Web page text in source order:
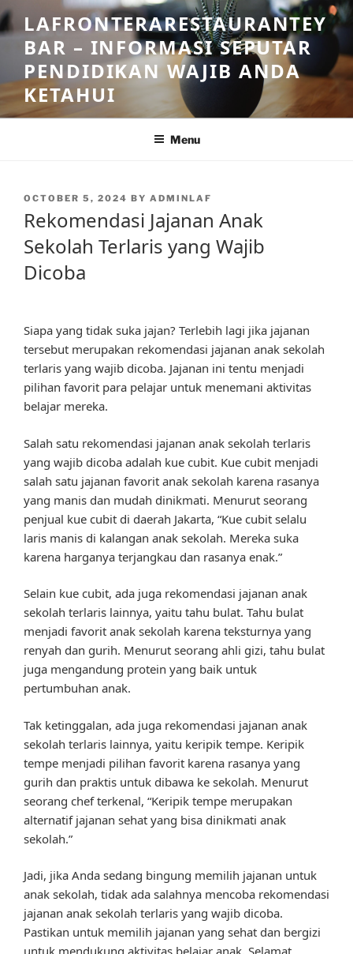
Skip
to
content
LAFRONTERARESTAURANTEY
BAR – INFORMASI SEPUTAR
PENDIDIKAN WAJIB ANDA
KETAHUI
Menu
POSTED
OCTOBER 5, 2024 BY ADMINLAF
Rekomendasi Jajanan Anak
Sekolah Terlaris yang Wajib
Dicoba
Siapa yang tidak suka jajan? Terlebih lagi jika jajanan
tersebut merupakan rekomendasi jajanan anak sekolah
terlaris yang wajib dicoba. Jajanan ini tentu menjadi
pilihan favorit para pelajar untuk menemani aktivitas
belajar mereka.
Salah satu rekomendasi jajanan anak sekolah terlaris
yang wajib dicoba adalah kue cubit. Kue cubit menjadi
salah satu jajanan favorit anak sekolah karena rasanya
yang manis dan mudah dinikmati. Menurut seorang
penjual kue cubit di daerah Jakarta, “Kue cubit selalu
laris manis di kalangan anak sekolah. Mereka suka
karena harganya terjangkau dan rasanya enak.”
Selain kue cubit, ada juga rekomendasi jajanan anak
sekolah terlaris lainnya, yaitu tahu bulat. Tahu bulat
menjadi favorit anak sekolah karena teksturnya yang
renyah dan gurih. Menurut seorang ahli gizi, tahu bulat
juga mengandung protein yang baik untuk
pertumbuhan anak.
Tak ketinggalan, ada juga rekomendasi jajanan anak
sekolah terlaris lainnya, yaitu keripik tempe. Keripik
tempe menjadi pilihan favorit karena rasanya yang
gurih dan praktis untuk dibawa ke sekolah. Menurut
seorang chef terkenal, “Keripik tempe merupakan
alternatif jajanan sehat yang bisa dinikmati anak
sekolah.”
Jadi, jika Anda sedang bingung memilih jajanan untuk
anak sekolah, tidak ada salahnya mencoba rekomendasi
jajanan anak sekolah terlaris yang wajib dicoba.
Pastikan untuk memilih jajanan yang sehat dan bergizi